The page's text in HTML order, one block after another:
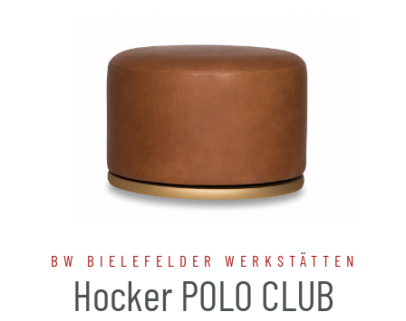
BW BIELEFELDER WERKSTÄTTEN
Hocker POLO CLUB